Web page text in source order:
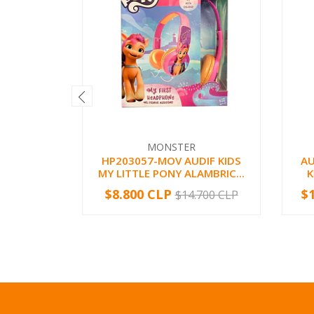
MONSTER
HP203057-MOV AUDIF KIDS
MY LITTLE PONY ALAMBRIC...
+
$8.800 CLP $14.700 CLP -